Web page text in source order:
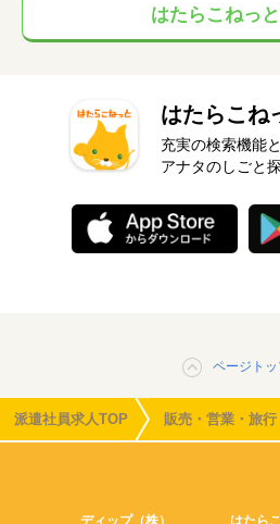
はたらこねっ
はたらこね
充実の検索機能
アナタのしごと
ページト
派遣社員求人TOP 販売・営業・旅